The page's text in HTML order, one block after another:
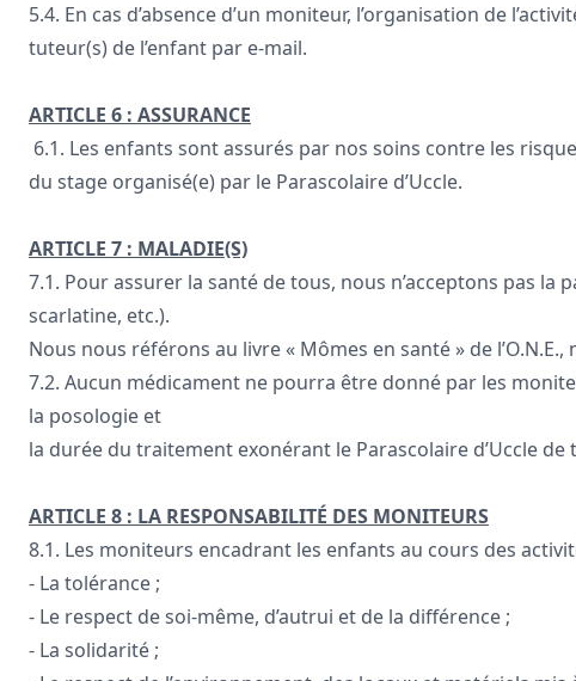
5.4. En cas d’absence d’un moniteur, l’organisation de
tuteur(s) de l’enfant par e-mail.
ARTICLE 6 : ASSURANCE
6.1. Les enfants sont assurés par nos soins contre les
du stage organisé(e) par le Parascolaire d’Uccle.
ARTICLE 7 : MALADIE(S)
7.1. Pour assurer la santé de tous, nous n’acceptons pas
scarlatine, etc.).
Nous nous référons au livre « Mômes en santé » de
7.2. Aucun médicament ne pourra être donné par les
la posologie et
la durée du traitement exonérant le Parascolaire d’Uccle
ARTICLE 8 : LA RESPONSABILITÉ DES MONITEURS
8.1. Les moniteurs encadrant les enfants au cours des
- La tolérance ;
- Le respect de soi-même, d’autrui et de la différence ;
- La solidarité ;